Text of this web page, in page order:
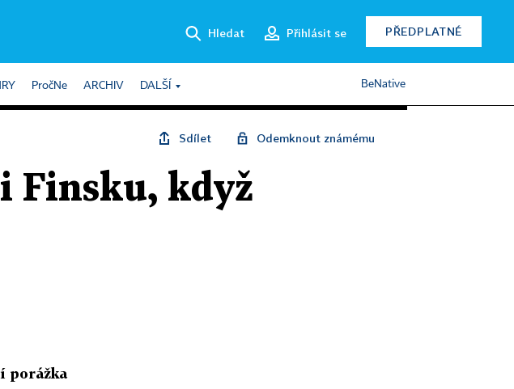
Hledat Přihlásit se PŘEDPLATNÉ
PročNe ARCHIV DALŠÍ BeNative
Sdílet Odemknout známému
Finsku, když
porážka